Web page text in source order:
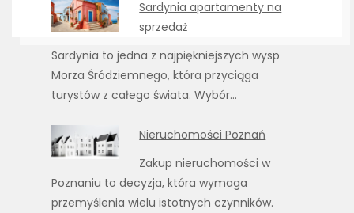
Sardynia apartamenty na
sprzedaż
Sardynia to jedna z najpiękniejszych wysp
Morza Śródziemnego, która przyciąga
turystów z całego świata. Wybór…
Nieruchomości Poznań
Zakup nieruchomości w
Poznaniu to decyzja, która wymaga
przemyślenia wielu istotnych czynników.